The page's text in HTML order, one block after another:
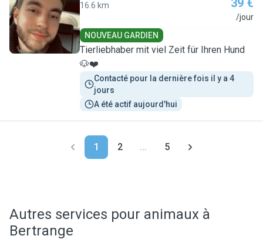
A
16.6 km 39 €
/jour
NOUVEAU GARDIEN
Tierliebhaber mit viel Zeit für Ihren Hund
🐶❤️
Contacté pour la dernière fois il y a 4
jours
A été actif aujourd'hui
1 2 ... 5
Autres services pour animaux à
Bertrange